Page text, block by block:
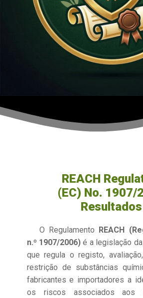
REACH
(EC) No. 1907/
Resultados
O Regulamento REACH
n.º 1907/2006) é a legislação
que regula o registo,
restrição de substâncias
fabricantes e importadores a
os riscos associados aos